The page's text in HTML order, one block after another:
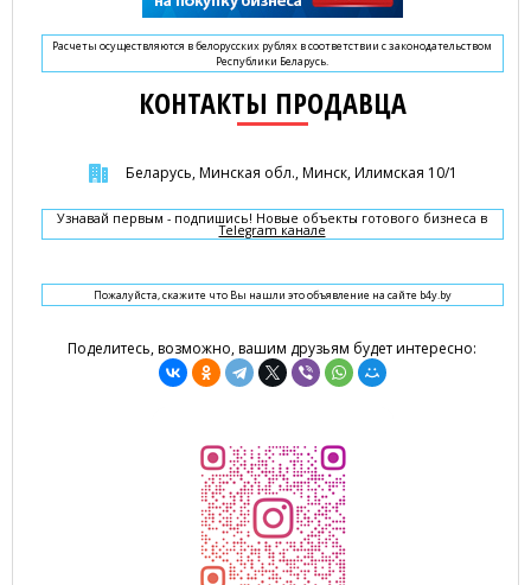
Расчеты осуществляются в белорусских рублях в соответствии с законодательством
Республики Беларусь.
КОНТАКТЫ ПРОДАВЦА
Беларусь, Минская обл., Минск, Илимская 10/1
Узнавай первым - подпишись! Новые объекты готового бизнеса в
Telegram канале
Пожалуйста, скажите что Вы нашли это объявление на сайте b4y.by
Поделитесь, возможно, вашим друзьям будет интересно: